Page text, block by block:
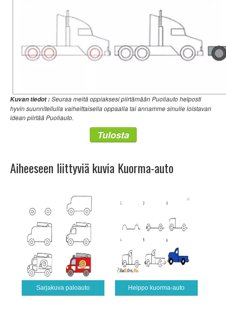
Kuvan tiedot :Seuraa meitä oppiaksesi piirtämään Puoliauto helposti
hyvin suunnitellulla vaiheittaisella oppaalla tai annamme sinulle loistavan
idean piirtää Puoliauto.
Tulosta
Aiheeseen liittyviä kuvia Kuorma-auto
Sarjakuva paloauto Helppo kuorma-auto